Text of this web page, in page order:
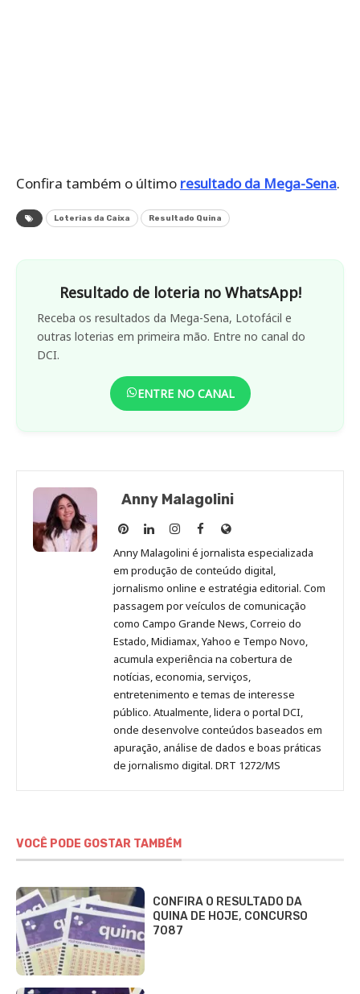
Confira também o último resultado da Mega-Sena.
Loterias da Caixa Resultado Quina
Resultado de loteria no WhatsApp!
Receba os resultados da Mega-Sena, Lotofácil e
outras loterias em primeira mão. Entre no canal do
DCI.
ENTRE NO CANAL
Anny Malagolini
Anny
Malagolini
no
Pinterest
Anny
Malagolini
no
LinkedIn
Anny
Malagolini
no
Instagram
Anny
Malagolini
no
Facebook
Site
de
Anny
Malagolini
Anny Malagolini é jornalista especializada
em produção de conteúdo digital,
jornalismo online e estratégia editorial. Com
passagem por veículos de comunicação
como Campo Grande News, Correio do
Estado, Midiamax, Yahoo e Tempo Novo,
acumula experiência na cobertura de
notícias, economia, serviços,
entretenimento e temas de interesse
público. Atualmente, lidera o portal DCI,
onde desenvolve conteúdos baseados em
apuração, análise de dados e boas práticas
de jornalismo digital. DRT 1272/MS
VOCÊ PODE GOSTAR TAMBÉM
CONFIRA O RESULTADO DA
QUINA DE HOJE, CONCURSO
7087